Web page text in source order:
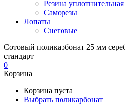
Резина уплотнительная
Саморезы
Лопаты
Снеговые
Сотовый поликарбонат 25 мм
стандарт
0
Корзина
Корзина пуста
Выбрать поликарбонат